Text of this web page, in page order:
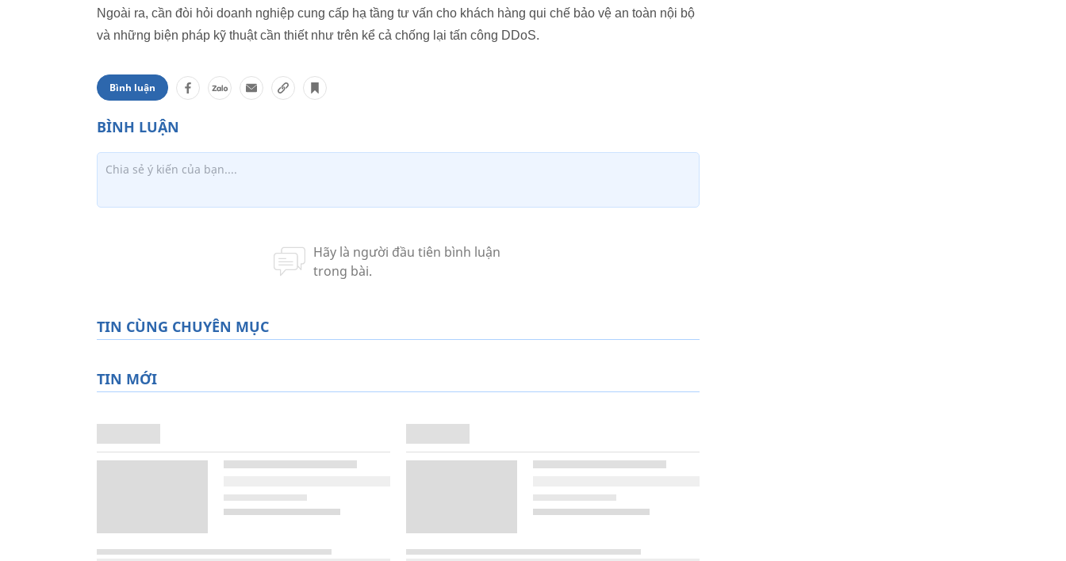
Ngoài ra, cần đòi hỏi doanh nghiệp cung cấp hạ tầng tư vấn cho khách hàng qui chế bảo vệ an toàn nội bộ
và những biện pháp kỹ thuật cần thiết như trên kể cả chống lại tấn công DDoS.
Bình luận
TIN CÙNG CHUYÊN MỤC
TIN MỚI